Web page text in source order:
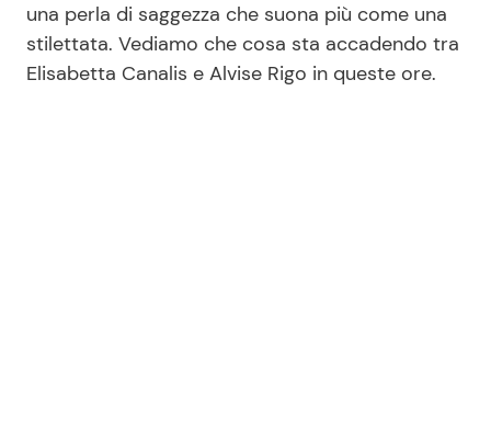
Contattaci
Pubblicità
una perla di saggezza che suona più come una
stilettata. Vediamo che cosa sta accadendo tra
Elisabetta Canalis e Alvise Rigo in queste ore.